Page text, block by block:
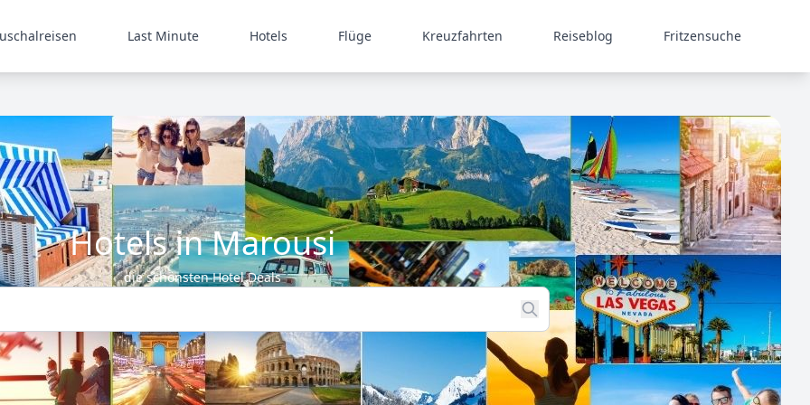
Last Minute Hotels Flüge Kreuzfahrten Reiseblog Fritzensuche
Hotels in Marousi
die schönsten Hotel Deals